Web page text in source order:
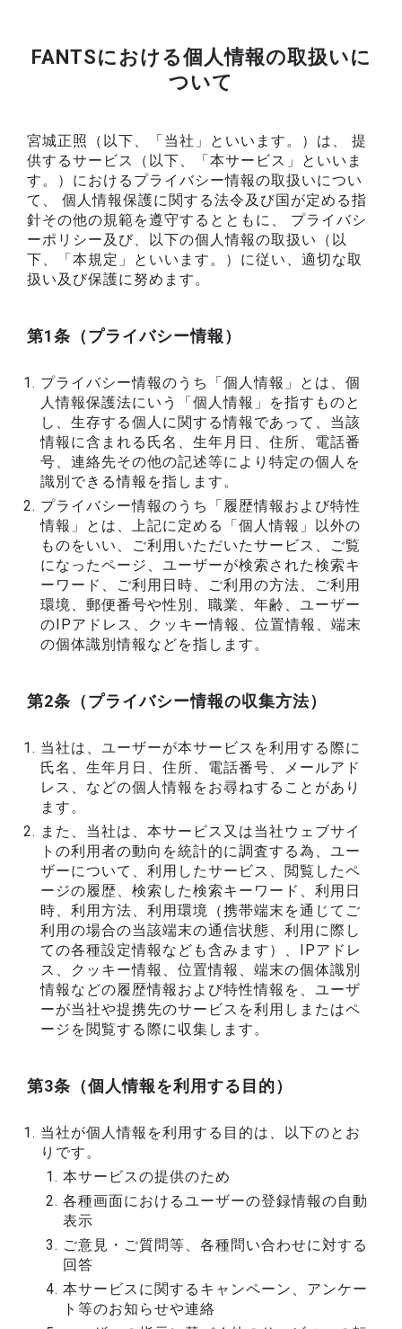
FANTSにおける個人情報の取扱いに
ついて
宮城正照（以下、「当社」といいます。）は、 提
供するサービス（以下、「本サービス」といいま
す。）におけるプライバシー情報の取扱いについ
て、 個人情報保護に関する法令及び国が定める指
針その他の規範を遵守するとともに、 プライバシ
ーポリシー及び、以下の個人情報の取扱い（以
下、「本規定」といいます。）に従い、適切な取
扱い及び保護に努めます。
第1条（プライバシー情報）
プライバシー情報のうち「個人情報」とは、個
人情報保護法にいう「個人情報」を指すものと
し、生存する個人に関する情報であって、当該
情報に含まれる氏名、生年月日、住所、電話番
号、連絡先その他の記述等により特定の個人を
識別できる情報を指します。
プライバシー情報のうち「履歴情報および特性
情報」とは、上記に定める「個人情報」以外の
ものをいい、ご利用いただいたサービス、ご覧
になったページ、ユーザーが検索された検索キ
ーワード、ご利用日時、ご利用の方法、ご利用
環境、郵便番号や性別、職業、年齢、ユーザー
のIPアドレス、クッキー情報、位置情報、端末
の個体識別情報などを指します。
第2条（プライバシー情報の収集方法）
当社は、ユーザーが本サービスを利用する際に
氏名、生年月日、住所、電話番号、メールアド
レス、などの個人情報をお尋ねすることがあり
ます。
また、当社は、本サービス又は当社ウェブサイ
トの利用者の動向を統計的に調査する為、ユー
ザーについて、利用したサービス、閲覧したペ
ージの履歴、検索した検索キーワード、利用日
時、利用方法、利用環境（携帯端末を通じてご
利用の場合の当該端末の通信状態、利用に際し
ての各種設定情報なども含みます）、IPアドレ
ス、クッキー情報、位置情報、端末の個体識別
情報などの履歴情報および特性情報を、ユーザ
ーが当社や提携先のサービスを利用しまたはペ
ージを閲覧する際に収集します。
第3条（個人情報を利用する目的）
当社が個人情報を利用する目的は、以下のとお
りです。
本サービスの提供のため
各種画面におけるユーザーの登録情報の自動
表示
ご意見・ご質問等、各種問い合わせに対する
回答
本サービスに関するキャンペーン、アンケー
ト等のお知らせや連絡